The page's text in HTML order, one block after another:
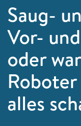
Saug-
Vor-
oder
alles